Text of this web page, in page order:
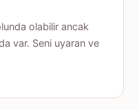
olabilir ancak
var. Seni uyaran ve